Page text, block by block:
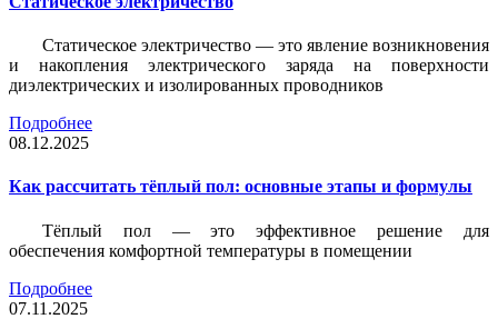
Статическое электричество — это явление возникновения
и накопления электрического заряда на поверхности
диэлектрических и изолированных проводников
Подробнее
08.12.2025
Как рассчитать тёплый пол: основные этапы и формулы
Тёплый пол — это эффективное решение для
обеспечения комфортной температуры в помещении
Подробнее
07.11.2025